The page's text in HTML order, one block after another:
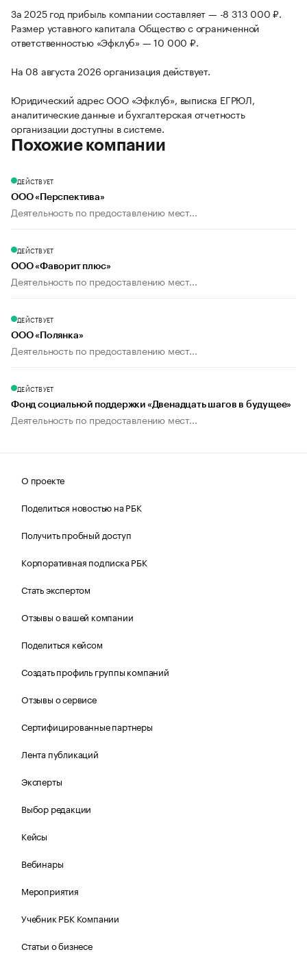
За 2025 год прибыль компании составляет — -8 313 000 ₽.
Размер уставного капитала Общество с ограниченной
ответственностью «Эфклуб» — 10 000 ₽.
На 08 августа 2026 организация действует.
Юридический адрес ООО «Эфклуб», выписка ЕГРЮЛ,
аналитические данные и бухгалтерская отчетность
организации доступны в системе.
Похожие компании
ДЕЙСТВУЕТ
ООО «Перспектива»
Деятельность по предоставлению мест...
ДЕЙСТВУЕТ
ООО «Фаворит плюс»
Деятельность по предоставлению мест...
ДЕЙСТВУЕТ
ООО «Полянка»
Деятельность по предоставлению мест...
ДЕЙСТВУЕТ
Фонд социальной поддержки «Двенадцать шагов в будущее»
Деятельность по предоставлению мест...
О проекте
Поделиться новостью на РБК
Получить пробный доступ
Корпоративная подписка РБК
Стать экспертом
Отзывы о вашей компании
Поделиться кейсом
Создать профиль группы компаний
Отзывы о сервисе
Сертифицированные партнеры
Лента публикаций
Эксперты
Выбор редакции
Кейсы
Вебинары
Мероприятия
Учебник РБК Компании
Статьи о бизнесе